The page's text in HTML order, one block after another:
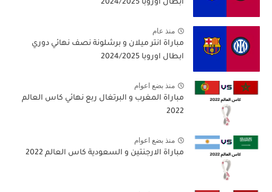
ابطال اوروبا 2024/2025
منذ عام
مباراة انتر ميلان و برشلونة نصف نهائي دوري
ابطال اوروبا 2024/2025
منذ بضع اعوام
مباراة المغرب و البرتغال ربع نهائي كاس العالم
2022
منذ بضع اعوام
مباراة الارجنتين و السعودية كاس العالم 2022